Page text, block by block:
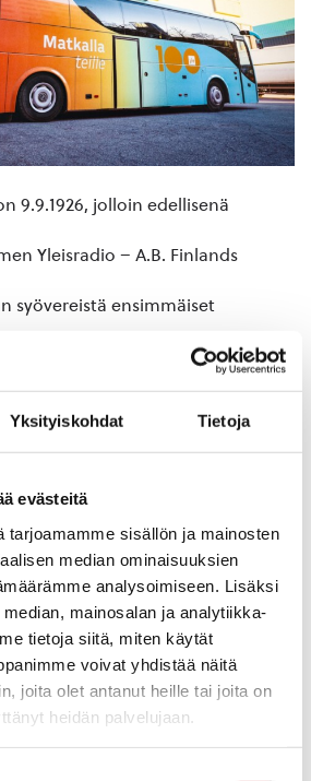
Yksityiskohdat Tietoja
evästeitä
tarjoamamme sisällön ja mainosten
median ominaisuuksien
analysoimiseen. Lisäksi
mainosalan ja analytiikka-
tietoja siitä, miten käytät
voivat yhdistää näitä
joita olet antanut heille tai joita on
heidän palvelujaan.
9.9.1926, jolloin edellisenä
Yleisradio – A.B. Finlands
syövereistä ensimmäiset
kansan satavuotissynttärikiertueen
kohtauspaikka, jossa yleläiset
matkaavat mm. Puoli
sankaritoimittaja Ville
Anna-Liisa Tilus sekä jo aikaa
Jusu Lounela.